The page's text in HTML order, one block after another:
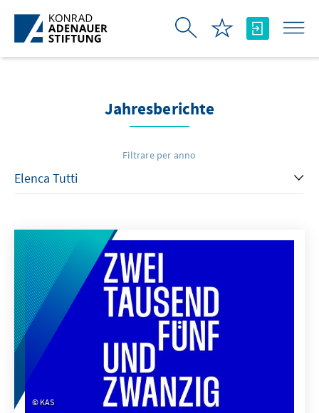
Skip to Main Content
Jahresberichte
Filtrare per anno
KAS